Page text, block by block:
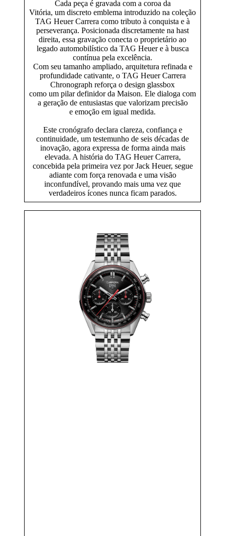
Cada peça é gravada com a coroa da
Vitória, um discreto emblema introduzido na coleção
TAG Heuer Carrera como tributo à conquista e à
perseverança. Posicionada discretamente na hast
direita, essa gravação conecta o proprietário ao
legado automobilístico da TAG Heuer e à busca
contínua pela excelência.
Com seu tamanho ampliado, arquitetura refinada e
profundidade cativante, o TAG Heuer Carrera
Chronograph reforça o design glassbox
como um pilar definidor da Maison. Ele dialoga com
a geração de entusiastas que valorizam precisão
e emoção em igual medida.
Este cronógrafo declara clareza, confiança e
continuidade, um testemunho de seis décadas de
inovação, agora expressa de forma ainda mais
elevada. A história do TAG Heuer Carrera,
concebida pela primeira vez por Jack Heuer, segue
adiante com força renovada e uma visão
inconfundível, provando mais uma vez que
verdadeiros ícones nunca ficam parados.